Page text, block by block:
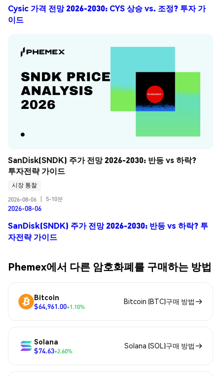
Cysic 가격 전망 2026-2030: CYS 상승 vs. 조정? 투자 가
이드
SanDisk(SNDK) 주가 전망 2026-2030: 반등 vs 하락?
투자전략 가이드
시장 통찰
2026-08-06
5-10분
2026-08-06
SanDisk(SNDK) 주가 전망 2026-2030: 반등 vs 하락? 투
자전략 가이드
Phemex에서 다른 암호화폐를 구매하는 방법
Bitcoin
$64,961.00+1.10%
Bitcoin (BTC)구매 방법
Solana
$74.63+2.60%
Solana (SOL)구매 방법